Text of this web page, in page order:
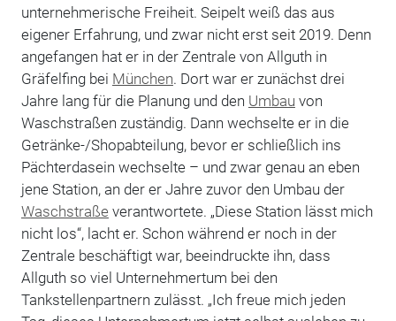
unternehmerische Freiheit. Seipelt weiß das aus
eigener Erfahrung, und zwar nicht erst seit 2019. Denn
angefangen hat er in der Zentrale von Allguth in
Gräfelfing bei München. Dort war er zunächst drei
Jahre lang für die Planung und den Umbau von
Waschstraßen zuständig. Dann wechselte er in die
Getränke-/Shopabteilung, bevor er schließlich ins
Pächterdasein wechselte – und zwar genau an eben
jene Station, an der er Jahre zuvor den Umbau der
Waschstraße verantwortete. „Diese Station lässt mich
nicht los“, lacht er. Schon während er noch in der
Zentrale beschäftigt war, beeindruckte ihn, dass
Allguth so viel Unternehmertum bei den
Tankstellenpartnern zulässt. „Ich freue mich jeden